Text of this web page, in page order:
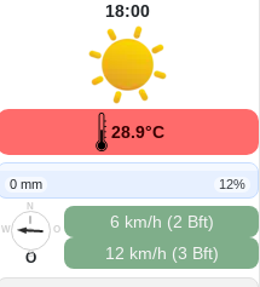
18:00
28.9°C
0 mm 12%
N
O
S
W
O
6 km/h (2 Bft)
12 km/h (3 Bft)